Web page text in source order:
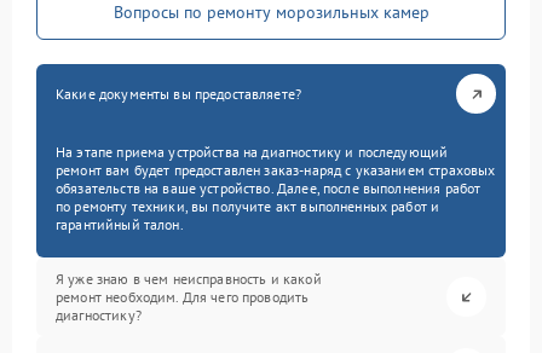
Вопросы по ремонту морозильных камер
Какие документы вы предоставляете?
На этапе приема устройства на диагностику и последующий
ремонт вам будет предоставлен заказ-наряд с указанием страховых
обязательств на ваше устройство. Далее, после выполнения работ
по ремонту техники, вы получите акт выполненных работ и
гарантийный талон.
Я уже знаю в чем неисправность и какой
ремонт необходим. Для чего проводить
диагностику?